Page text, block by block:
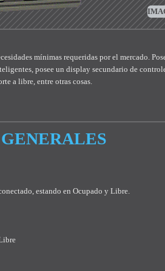
mínimas requeridas por el mercado.
posee un display secundario de
a libre, entre otras cosas.
estando en Ocupado y Libre.